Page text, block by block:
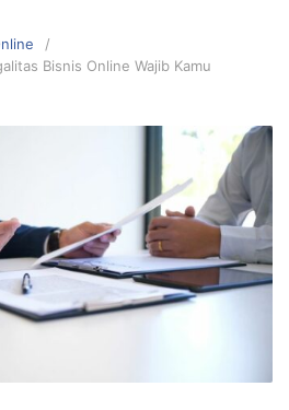
Bisnis Online Wajib Kamu